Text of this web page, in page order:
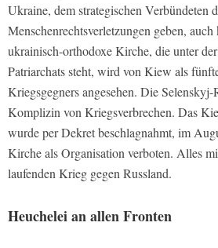
Ukraine, dem strategischen Verbündeten
Menschenrechtsverletzungen geben,
ukrainisch-orthodoxe Kirche, die unter
Patriarchats steht, wird von Kiew als
Kriegsgegners angesehen. Die Selenskyj-
Komplizin von Kriegsverbrechen. Das
wurde per Dekret beschlagnahmt, im
Kirche als Organisation verboten. Alles
laufenden Krieg gegen Russland.
Heuchelei an allen Fronten